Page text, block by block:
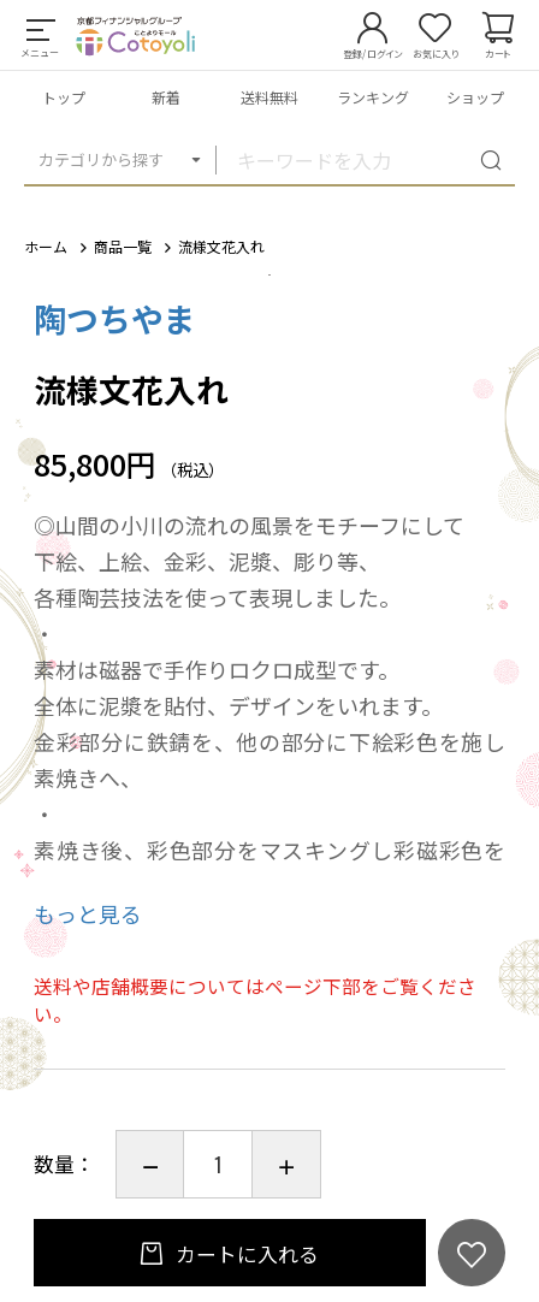
メニュー
カテゴリから探す
登録/ログイン お気に入り カート
トップ 新着 送料無料 ランキング ショップ
ホーム 商品一覧 流様文花入れ
陶つちやま
流様文花入れ
85,800円 （税込）
◎山間の小川の流れの風景をモチーフにして
下絵、上絵、金彩、泥漿、彫り等、
各種陶芸技法を使って表現しました。
・
素材は磁器で手作りロクロ成型です。
全体に泥漿を貼付、デザインをいれます。
金彩部分に鉄錆を、他の部分に下絵彩色を施し
素焼きへ、
・
素焼き後、彩色部分をマスキングし彩磁彩色を
薄いガラス釉を掛けて1260℃で還元焼成しま
す。
本焼き後、金彩を施し800℃で上絵焼成します。
・
磁器は陶器に比べ冷たく感じられますが、
是非「染付、赤絵」以外でも楽しんでくださ
い。
華やかな季節の花々が色鮮やかに映えるよう、
もっと見る
送料や店舗概要についてはページ下部をご覧くださ
い。
数量：
カートに入れる